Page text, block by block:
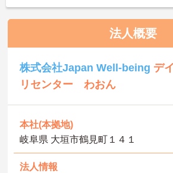
法人概要
株式会社Japan Well-being デ
リセンター わおん
本社(本拠地)
岐阜県 大垣市鶴見町１４１
法人情報